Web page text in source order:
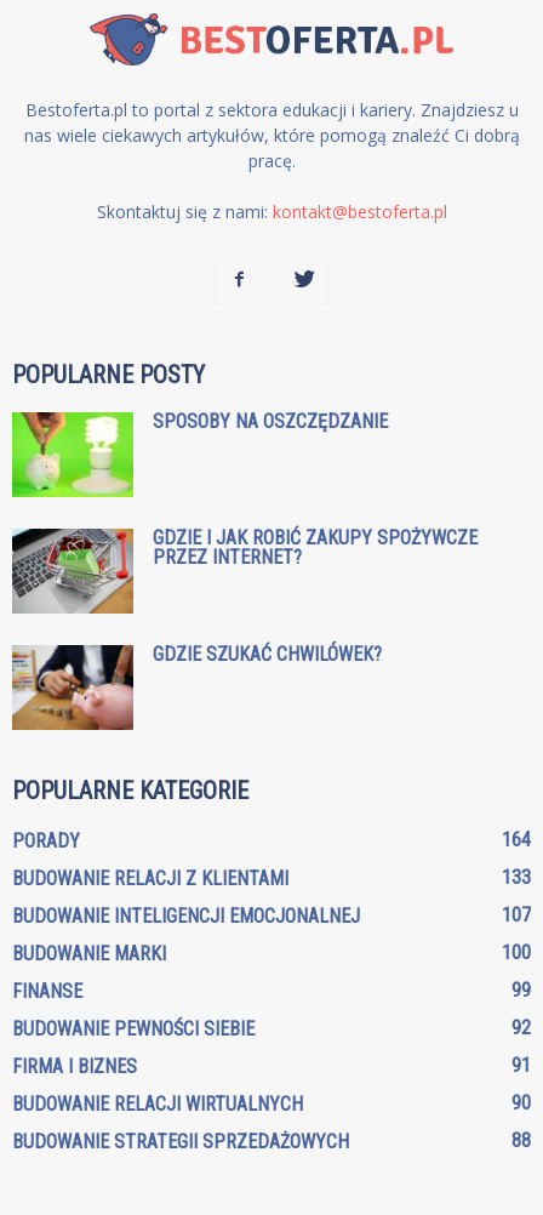
Bestoferta.pl to portal z sektora edukacji i kariery. Znajdziesz u
nas wiele ciekawych artykułów, które pomogą znaleźć Ci dobrą
pracę.
Skontaktuj się z nami: kontakt@bestoferta.pl
POPULARNE POSTY
SPOSOBY NA OSZCZĘDZANIE
GDZIE I JAK ROBIĆ ZAKUPY SPOŻYWCZE
PRZEZ INTERNET?
GDZIE SZUKAĆ CHWILÓWEK?
POPULARNE KATEGORIE
PORADY
164
BUDOWANIE RELACJI Z KLIENTAMI
133
BUDOWANIE INTELIGENCJI EMOCJONALNEJ
107
BUDOWANIE MARKI
100
FINANSE
99
BUDOWANIE PEWNOŚCI SIEBIE
92
FIRMA I BIZNES
91
BUDOWANIE RELACJI WIRTUALNYCH
90
BUDOWANIE STRATEGII SPRZEDAŻOWYCH
88